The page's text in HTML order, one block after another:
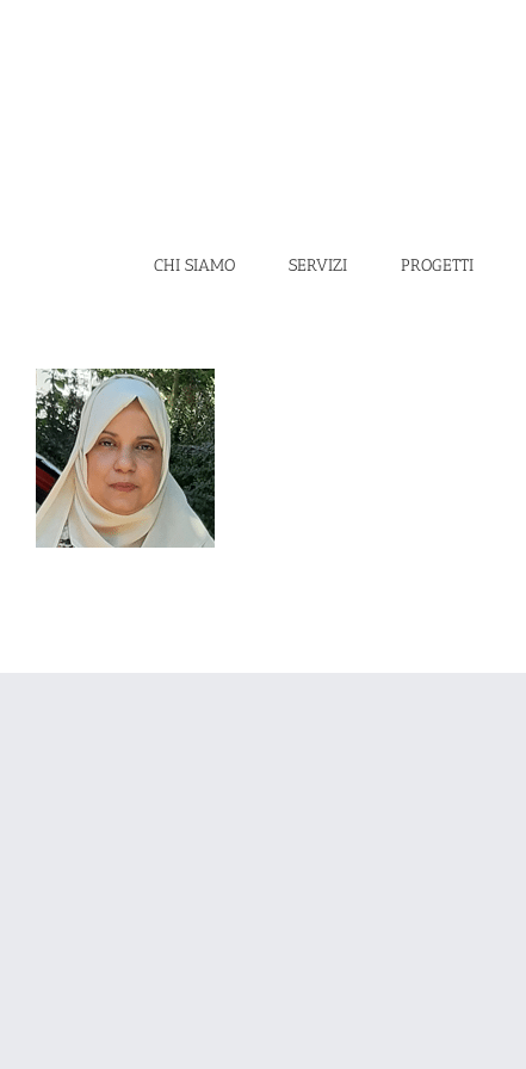
CHI SIAMO SERVIZI PROGETTI